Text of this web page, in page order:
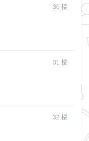
30 楼
31 楼
32 楼